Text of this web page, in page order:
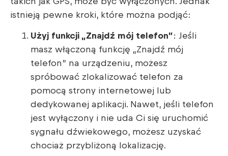
istnieją pewne kroki, które można podjąć:
Użyj funkcji „Znajdź mój telefon”: Jeśli
masz włączoną funkcję „Znajdź mój
telefon” na urządzeniu, możesz
spróbować zlokalizować telefon za
pomocą strony internetowej lub
dedykowanej aplikacji. Nawet, jeśli telefon
jest wyłączony i nie uda Ci się uruchomić
sygnału dźwiekowego, możesz uzyskać
chociaż przybliżoną lokalizację.